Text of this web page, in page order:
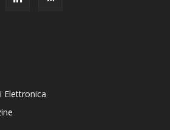
Elettronica